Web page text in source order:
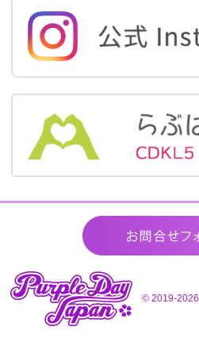
© 2019-2026